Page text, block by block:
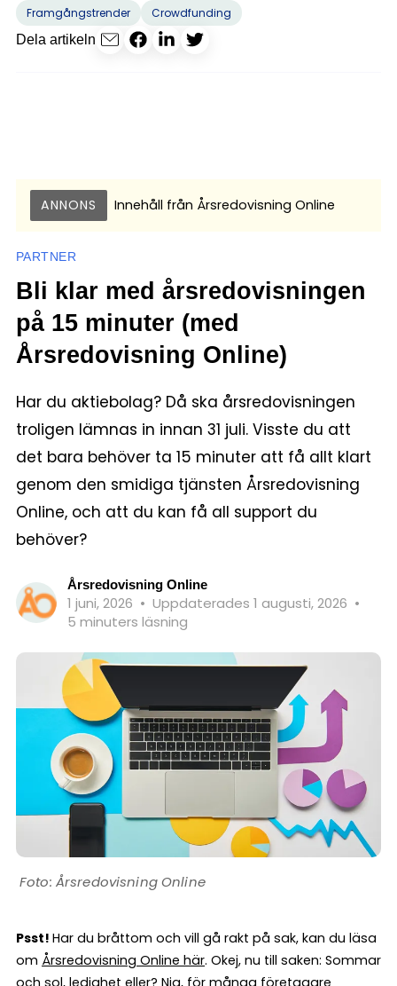
Framgångstrender
Crowdfunding
Dela artikeln
ANNONS Innehåll från Årsredovisning Online
PARTNER
Bli klar med årsredovisningen
på 15 minuter (med
Årsredovisning Online)
Har du aktiebolag? Då ska årsredovisningen
troligen lämnas in innan 31 juli. Visste du att
det bara behöver ta 15 minuter att få allt klart
genom den smidiga tjänsten Årsredovisning
Online, och att du kan få all support du
behöver?
Årsredovisning Online
1 juni, 2026 • Uppdaterades 1 augusti, 2026 •
5 minuters läsning
Årsredovisning Online
Psst! Har du bråttom och vill gå rakt på sak, kan du läsa
om Årsredovisning Online här. Okej, nu till saken: Sommar